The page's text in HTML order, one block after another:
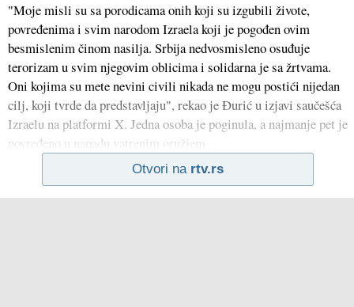
"Moje misli su sa porodicama onih koji su izgubili živote,
povređenima i svim narodom Izraela koji je pogođen ovim
besmislenim činom nasilja. Srbija nedvosmisleno osuđuje
terorizam u svim njegovim oblicima i solidarna je sa žrtvama.
Oni kojima su mete nevini civili nikada ne mogu postići nijedan
cilj, koji tvrde da predstavljaju", rekao je Đurić u izjavi saučešća
Izraelu na platformi X. Jedna osoba je poginula, a najmanje pet je
povređeno u napadu vatrenim oružjem
Otvori na rtv.rs